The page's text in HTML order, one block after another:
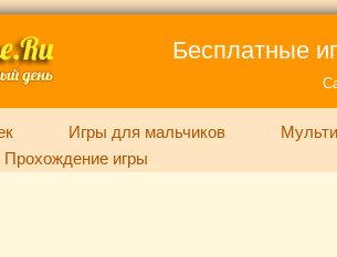
Бесплатные
Игры для мальчиков
Прохождение игры